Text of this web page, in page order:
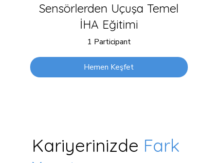
Sensörlerden Uçuşa Temel
İHA Eğitimi
1 Participant
Hemen Keşfet
Kariyerinizde Fark